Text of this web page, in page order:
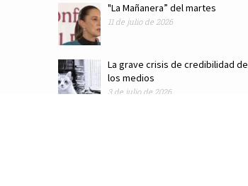
"La Mañanera” del martes
11 de julio de 2026
La grave crisis de credibilidad de
los medios
3 de julio de 2026